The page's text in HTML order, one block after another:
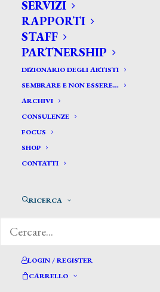
SERVIZI
RAPPORTI
STAFF
PARTNERSHIP
DIZIONARIO DEGLI ARTISTI
SEMBRARE E NON ESSERE…
ARCHIVI
CONSULENZE
FOCUS
SHOP
CONTATTI
RICERCA
LOGIN / REGISTER
CARRELLO
Search
for:
De Carli A.